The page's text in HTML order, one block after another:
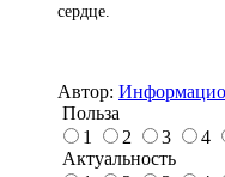
сердце.
Автор:
Польза
1
2 3 4
Актуальность